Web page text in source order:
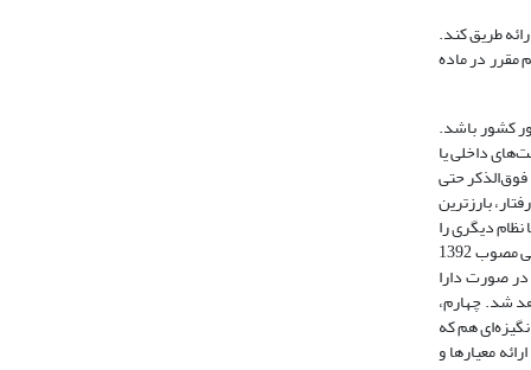
طریق کند.
مقرر در ماده
کشور باشد.
داخلی یا
حتی
و اصغری، 1396: 198) و حتی می‌توان گفت این رفتار، بارزترین
دیگری را
داشته‌ باشند، مجرم سیاسی تلقی نخواهند شد. با این شرط، علاوه بر افرادی که مرتکب قیام مسلحانه در برابر نظام «بغی» بنابر مواد (287) و (288) قانون مجازات اسلامی مصوب 1392
در صورت دارا
شد. چهارم،
هم که
معیارها و